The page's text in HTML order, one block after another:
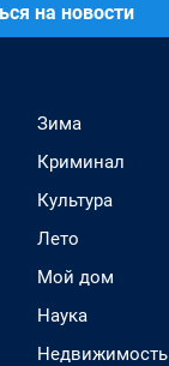
на новости
Зима
Криминал
Культура
Лето
Мой дом
Наука
Недвижимость